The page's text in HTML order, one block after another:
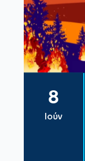
8
Ιούν